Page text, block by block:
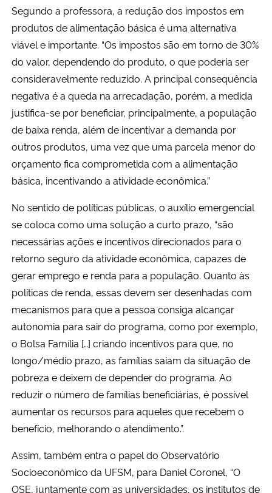
Segundo a professora, a redução dos impostos em
produtos de alimentação básica é uma alternativa
viável e importante. “Os impostos são em torno de 30%
do valor, dependendo do produto, o que poderia ser
consideravelmente reduzido. A principal consequência
negativa é a queda na arrecadação, porém, a medida
justifica-se por beneficiar, principalmente, a população
de baixa renda, além de incentivar a demanda por
outros produtos, uma vez que uma parcela menor do
orçamento fica comprometida com a alimentação
básica, incentivando a atividade econômica.”
No sentido de políticas públicas, o auxílio emergencial
se coloca como uma solução a curto prazo, “são
necessárias ações e incentivos direcionados para o
retorno seguro da atividade econômica, capazes de
gerar emprego e renda para a população. Quanto às
políticas de renda, essas devem ser desenhadas com
mecanismos para que a pessoa consiga alcançar
autonomia para sair do programa, como por exemplo,
o Bolsa Família […] criando incentivos para que, no
longo/médio prazo, as famílias saiam da situação de
pobreza e deixem de depender do programa. Ao
reduzir o número de famílias beneficiárias, é possível
aumentar os recursos para aqueles que recebem o
benefício, melhorando o atendimento.”.
Assim, também entra o papel do Observatório
Socioeconômico da UFSM, para Daniel Coronel, “O
OSE, juntamente com as universidades, os institutos de